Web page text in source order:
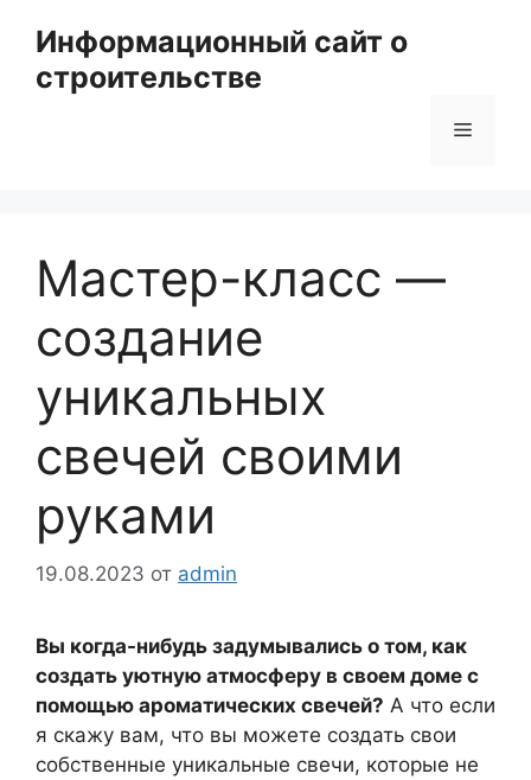
содержимому
Информационный сайт о
строительстве
Меню
Мастер-класс —
создание
уникальных
свечей своими
руками
19.08.2023 от admin
Вы когда-нибудь задумывались о том, как
создать уютную атмосферу в своем доме с
помощью ароматических свечей? А что если
я скажу вам, что вы можете создать свои
собственные уникальные свечи, которые не